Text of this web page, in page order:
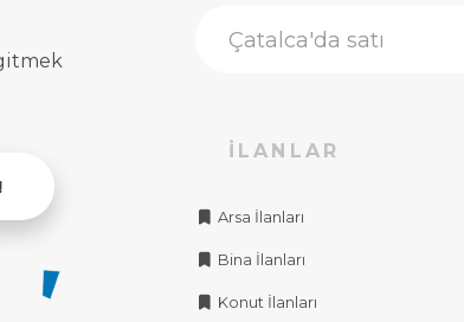
İLANLAR
Arsa İlanları
Bina İlanları
Konut İlanları